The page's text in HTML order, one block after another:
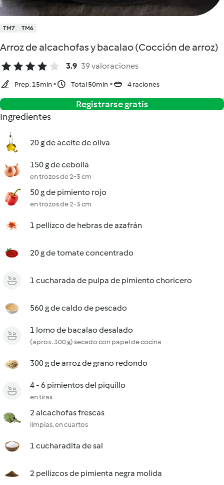
TM7 TM6
Arroz de alcachofas y bacalao (Cocción de arroz)
3.9 39 valoraciones
Prep. 15min Total 50min 4 raciones
Registrarse gratis
Ingredientes
20 g de aceite de oliva
150 g de cebolla
en trozos de 2-3 cm
50 g de pimiento rojo
en trozos de 2-3 cm
1 pellizco de hebras de azafrán
20 g de tomate concentrado
1 cucharada de pulpa de pimiento choricero
560 g de caldo de pescado
1 lomo de bacalao desalado
(aprox. 300 g) secado con papel de cocina
300 g de arroz de grano redondo
4 - 6 pimientos del piquillo
en tiras
2 alcachofas frescas
limpias, en cuartos
1 cucharadita de sal
2 pellizcos de pimienta negra molida